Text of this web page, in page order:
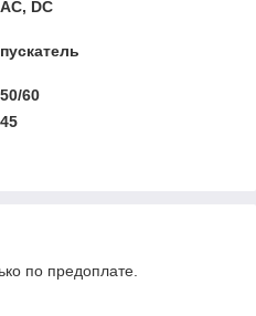
AC, DC
пускатель
50/60
45
по предоплате.